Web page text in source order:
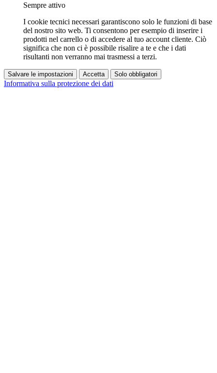
Sempre attivo
I cookie tecnici necessari garantiscono solo le funzioni di base
del nostro sito web. Ti consentono per esempio di inserire i
prodotti nel carrello o di accedere al tuo account cliente. Ciò
significa che non ci è possibile risalire a te e che i dati
risultanti non verranno mai trasmessi a terzi.
Salvare le impostazioni Accetta Solo obbligatori
Informativa sulla protezione dei dati